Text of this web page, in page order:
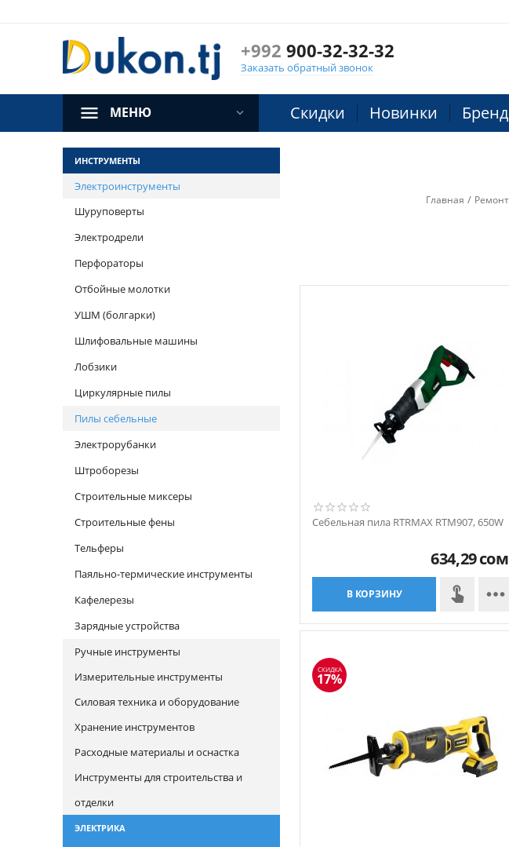
+992 900-32-32-32
Заказать обратный звонок
МЕНЮ Скидки Новинки
ИНСТРУМЕНТЫ
Электроинструменты
Шуруповерты
Электродрели
Перфораторы
Отбойные молотки
УШМ (болгарки)
Шлифовальные машины
Лобзики
Циркулярные пилы
Пилы себельные
Электрорубанки
Штроборезы
Строительные миксеры
Строительные фены
Тельферы
Паяльно-термические инструменты
Кафелерезы
Зарядные устройства
Ручные инструменты
Измерительные инструменты
Силовая техника и оборудование
Хранение инструментов
Расходные материалы и оснастка
Инструменты для строительства и
отделки
ЭЛЕКТРИКА
Главная /
Себельная пила RTRMAX RTM907, 650W
634,29
В КОРЗИНУ 
СКИДКА
17%